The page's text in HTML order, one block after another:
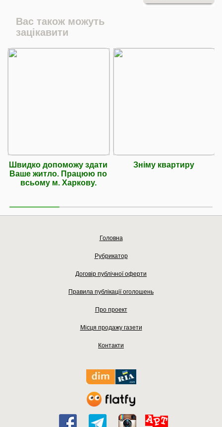
Вас також можуть
зацікавити
Швидко допоможу здати
Ваше житло. Працюю по
всьому м. Харкову.
Зніму квартиру
Головна
Рубрикатор
Договір публічної оферти
Правила публікації оголошень
Про проект
Місця продажу газети
Контакти